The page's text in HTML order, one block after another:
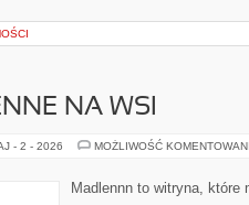
NA WSI
- 2 - 2026 MOŻLIWOŚĆ
Madlennn to witryna, które